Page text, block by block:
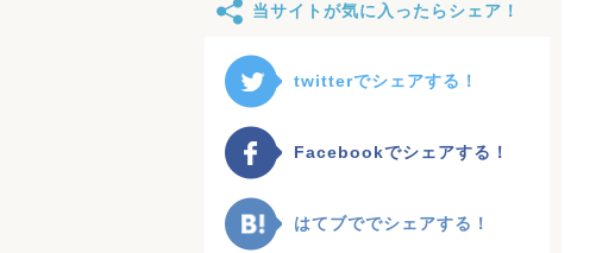
当サイトが気に入ったらシェア！
twitterでシェアする！
Facebookでシェアする！
はてブででシェアする！